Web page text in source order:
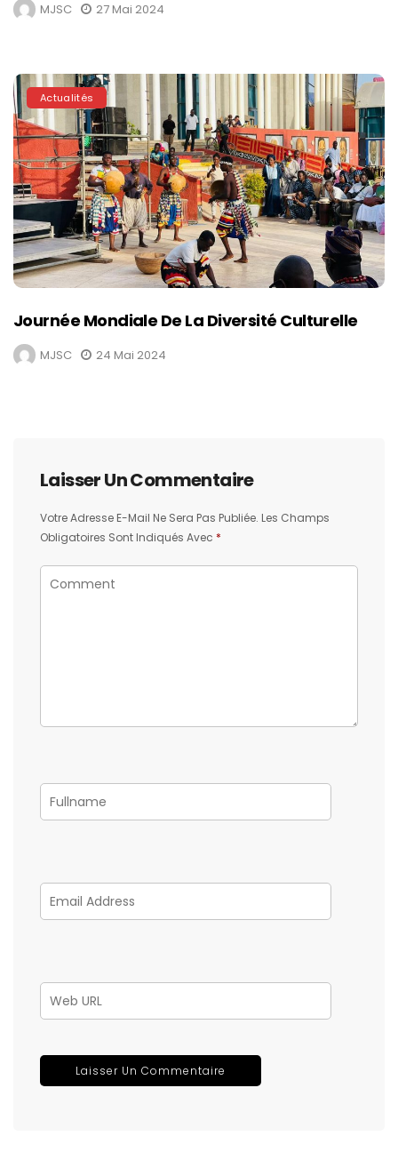
MJSC 27 Mai 2024
Actualités
Journée Mondiale De La Diversité Culturelle
MJSC 24 Mai 2024
Laisser Un Commentaire
Votre Adresse E-Mail Ne Sera Pas Publiée. Les Champs
Obligatoires Sont Indiqués Avec *